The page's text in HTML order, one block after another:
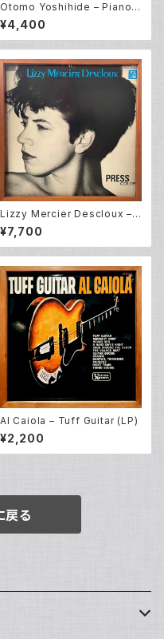
Otomo Yoshihide – Piano S
olo (LP)
¥4,400
Lizzy Mercier Descloux –
Press Color (LP)
¥7,700
Al Caiola – Tuff Guitar (LP)
¥2,200
戻る